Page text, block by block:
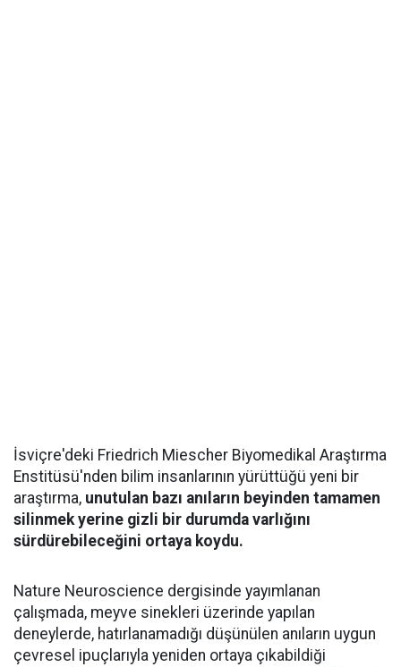
İsviçre'deki Friedrich Miescher Biyomedikal Araştırma
Enstitüsü'nden bilim insanlarının yürüttüğü yeni bir
araştırma, unutulan bazı anıların beyinden tamamen
silinmek yerine gizli bir durumda varlığını
sürdürebileceğini ortaya koydu.
Nature Neuroscience dergisinde yayımlanan
çalışmada, meyve sinekleri üzerinde yapılan
deneylerde, hatırlanamadığı düşünülen anıların uygun
çevresel ipuçlarıyla yeniden ortaya çıkabildiği